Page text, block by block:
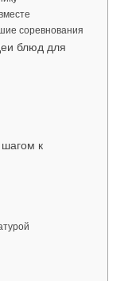
соревнования
блюд для
шагом к